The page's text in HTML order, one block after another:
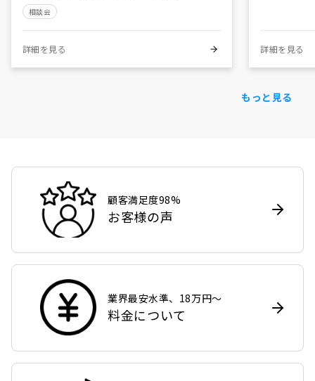
相談会
詳細を見る 詳細を見る
もっと見る
顧客満足度98%
お客様の声
業界最安水準、18万円〜
料金について